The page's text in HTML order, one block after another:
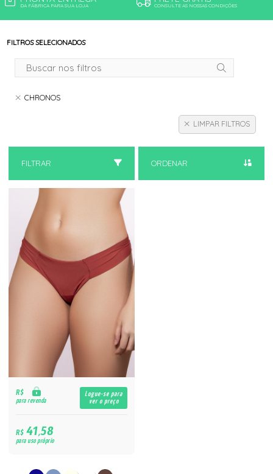
DA FÁBRICA PARA SUA LOJA CONSULTE AS NOSSAS CONDIÇÕES
FILTROS SELECIONADOS
CHRONOS
LIMPAR FILTROS
FILTRAR ORDENAR
R$
para revenda
Logue-se para
ver o preço
R$41,58
para uso próprio